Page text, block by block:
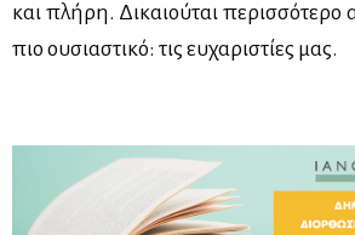
και πλή­ρη. Δι­καιού­ται πε­ρισ­σό­τε­ρο
πιο ου­σια­στι­κό: τις ευ­χα­ρι­στί­ες μας.